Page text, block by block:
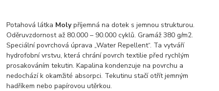
Potahová látka Molypříjemná na dotek s jemnou strukturou.
Oděruvzdornost až 80.000 – 90.000 cyklů. Gramáž 380 g/m2.
Speciální povrchová úprava „Water Repellent“. Ta vytváří
hydrofobní vrstvu, která chrání povrch textilie před rychlým
prosakováním tekutin. Kapalina kondenzuje na povrchu a
nedochází k okamžité absorpci. Tekutinu stačí otřít jemným
hadříkem nebo papírovou utěrkou.